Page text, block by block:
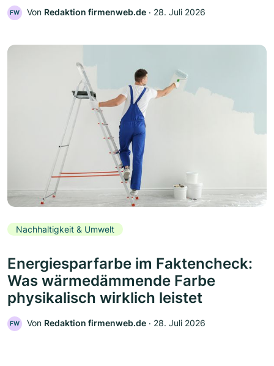
FW Von Redaktion firmenweb.de ‧ 28. Juli 2026
Nachhaltigkeit & Umwelt
Energiesparfarbe im Faktencheck:
Was wärmedämmende Farbe
physikalisch wirklich leistet
FW Von Redaktion firmenweb.de ‧ 28. Juli 2026